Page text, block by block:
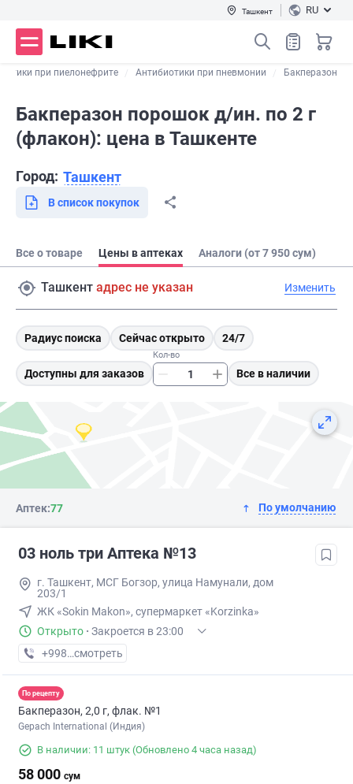
Ташкент RU
при пиелонефрите Антибиотики при пневмонии Бакперазон
Бакперазон порошок д/ин. по 2 г
(флакон): цена в Ташкенте
Город: Ташкент
В список покупок
Все о товаре Цены в аптеках Аналоги (от 7 950 сум)
Ташкент адрес не указан Изменить
Радиус поиска Сейчас открыто 24/7
Доступны для заказов
Кол-во
Все в наличии
Аптек:77 По умолчанию
03 ноль три Аптека №13
г. Ташкент, МСГ Богзор, улица Намунали, дом
203/1
ЖК «Sokin Makon», супермаркет «Korzinka»
Открыто · Закроется в 23:00
+998 (77) XXX-XX-XX
смотреть
По рецепту
Бакперазон, 2,0 г, флак. №1
Gepach International (Индия)
В наличии: 11 штук (Обновлено 4 часа назад)
58 000 сум